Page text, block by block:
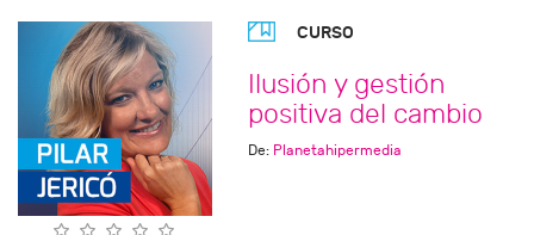
CURSO
Ilusión y gestión
positiva del cambio
De: Planetahipermedia